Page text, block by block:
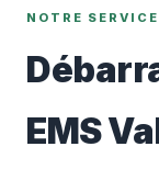
NOTRE
EMS